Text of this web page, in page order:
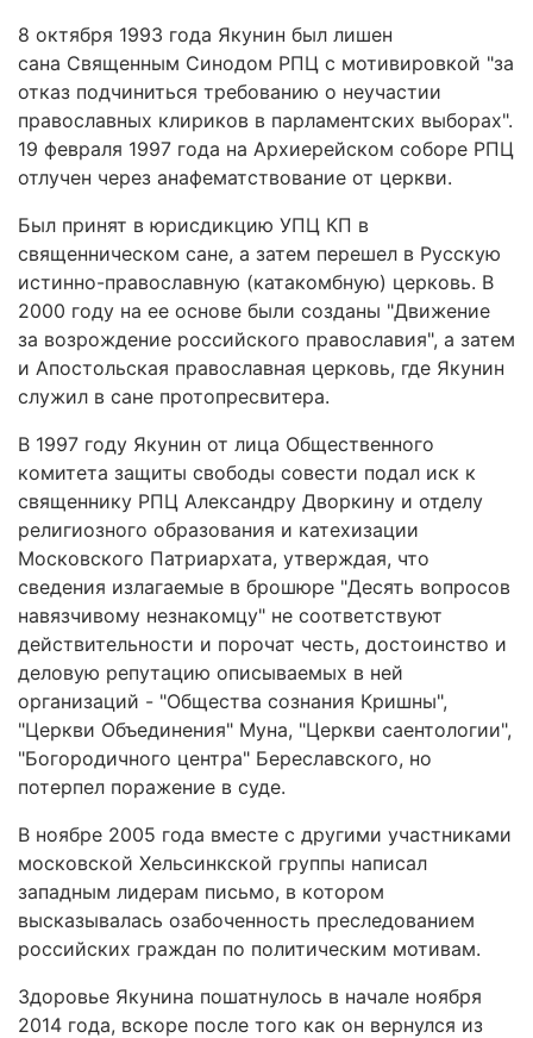
8 октября 1993 года Якунин был лишен
сана Священным Синодом РПЦ с мотивировкой "за
отказ подчиниться требованию о неучастии
православных клириков в парламентских выборах".
19 февраля 1997 года на Архиерейском соборе РПЦ
отлучен через анафематствование от церкви.
Был принят в юрисдикцию УПЦ КП в
священническом сане, а затем перешел в Русскую
истинно-православную (катакомбную) церковь. В
2000 году на ее основе были созданы "Движение
за возрождение российского православия", а затем
и Апостольская православная церковь, где Якунин
служил в сане протопресвитера.
В 1997 году Якунин от лица Общественного
комитета защиты свободы совести подал иск к
священнику РПЦ Александру Дворкину и отделу
религиозного образования и катехизации
Московского Патриархата, утверждая, что
сведения излагаемые в брошюре "Десять вопросов
навязчивому незнакомцу" не соответствуют
действительности и порочат честь, достоинство и
деловую репутацию описываемых в ней
организаций - "Общества сознания Кришны",
"Церкви Объединения" Муна, "Церкви саентологии",
"Богородичного центра" Береславского, но
потерпел поражение в суде.
В ноябре 2005 года вместе с другими участниками
московской Хельсинкской группы написал
западным лидерам письмо, в котором
высказывалась озабоченность преследованием
российских граждан по политическим мотивам.
Здоровье Якунина пошатнулось в начале ноября
2014 года, вскоре после того как он вернулся из